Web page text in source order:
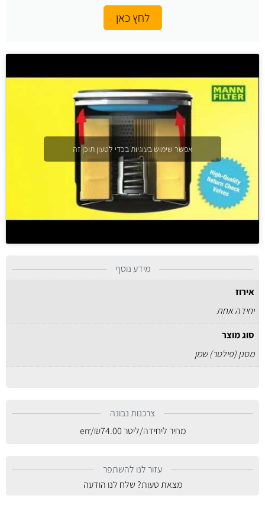
לחץ כאן
אפשר שימוש בעוגיות בכדי לטעון תוכן זה
מידע נוסף
אירוז
יחידה אחת
סוג מוצר
מסנן (פילטר) שמן
צרכנות נבונה
מחיר ליחידה/ליטר
₪74.00
/err
עזור לנו להשתפר
מצאת טעות? שלח לנו הודעה